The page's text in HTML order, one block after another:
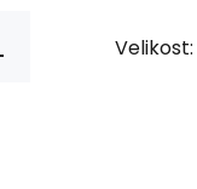
Velikost: